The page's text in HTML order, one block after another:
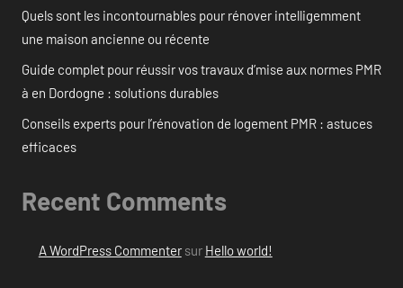
Quels sont les incontournables pour rénover intelligemment
une maison ancienne ou récente
Guide complet pour réussir vos travaux d’mise aux normes PMR
à en Dordogne : solutions durables
Conseils experts pour l’rénovation de logement PMR : astuces
efficaces
Recent Comments
A WordPress Commentersur Hello world!